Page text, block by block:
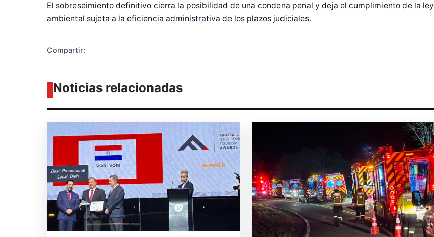
El sobreseimiento definitivo cierra la posibilidad de una condena penal y deja el cumplimiento de la ley
ambiental sujeta a la eficiencia administrativa de los plazos judiciales.
Compartir:
Noticias relacionadas